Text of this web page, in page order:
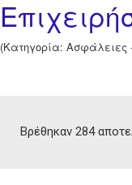
(Κατηγορία: Ασφάλειες
Βρέθηκαν 284